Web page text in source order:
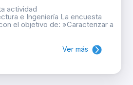
actividad
e Ingeniería La encuesta
el objetivo de: »Caracterizar a
Ver más